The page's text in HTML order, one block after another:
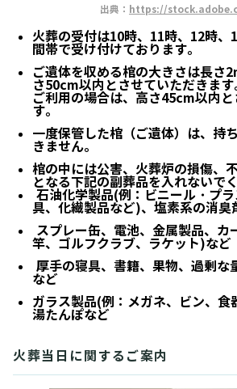
出典： https://
火葬の受付は10時、11時、12時、
間帯で受け付けております。
ご遺体を収める棺の大きさは長
さ50cm以内とさせていただきます
ご利用の場合は、高さ45cm以内
す。
一度保管した棺（ご遺体）は、持
きません。
棺の中には公害、火葬炉の損傷、
となる下記の副葬品を入れないでく
石油化学製品(例：ビニール・プ
具、化繊製品など)、塩素系の消臭
スプレー缶、電池、金属製品、カ
竿、ゴルフクラブ、ラケット)など
厚手の寝具、書籍、果物、過剰な
など
ガラス製品(例：メガネ、ビン、食
湯たんぽなど
火葬当日に関するご案内